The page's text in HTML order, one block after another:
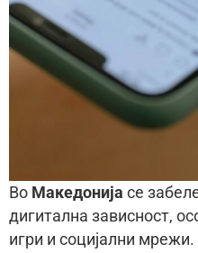
Во Македонија се
дигитална зависност,
игри и социјални